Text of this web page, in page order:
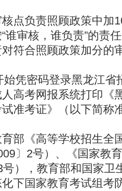
点负责照顾政策中加
谁审核，谁负责”的责
符合照顾政策加分的
凭密码登录黑龙江省
人高考网报系统打印《
准考证》（以下简称
部《高等学校招生全
〕2号）、《国家教
），教育部和国家卫
下国家教育考试组考